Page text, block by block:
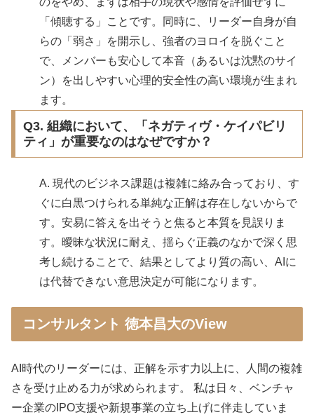
「傾聴する」ことです。同時に、リーダー自身が自
らの「弱さ」を開示し、強者のヨロイを脱ぐこと
で、メンバーも安心して本音（あるいは沈黙のサイ
ン）を出しやすい心理的安全性の高い環境が生まれ
ます。
Q3. 組織において、「ネガティヴ・ケイパビリ
ティ」が重要なのはなぜですか？
A. 現代のビジネス課題は複雑に絡み合っており、す
ぐに白黒つけられる単純な正解は存在しないからで
す。安易に答えを出そうと焦ると本質を見誤りま
す。曖昧な状況に耐え、揺らぐ正義のなかで深く思
考し続けることで、結果としてより質の高い、AIに
は代替できない意思決定が可能になります。
コンサルタント 徳本昌大のView
AI時代のリーダーには、正解を示す力以上に、人間の複雑
さを受け止める力が求められます。 私は日々、ベンチャ
ー企業のIPO支援や新規事業の立ち上げに伴走していま